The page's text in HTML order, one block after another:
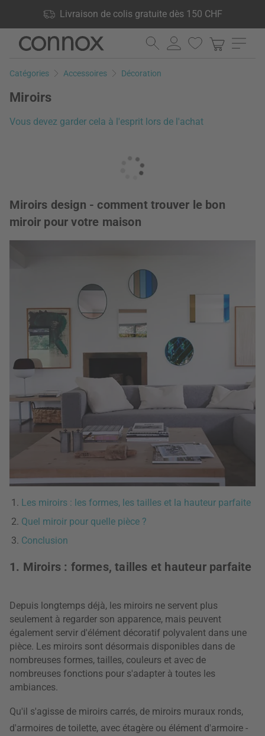
Livraison de colis gratuite dès 150 CHF
produits en stock, Droit de retour de 60 jours
Aller
contenu
Aller
la
Catégories Accessoires Décoration
Miroirs
Vous devez garder cela à l'esprit lors de l'achat
Miroirs design - comment trouver le bon
miroir pour votre maison
Les miroirs : les formes, les tailles et la hauteur parfaite
Quel miroir pour quelle pièce ?
Conclusion
1. Miroirs : formes, tailles et hauteur parfaite
Depuis longtemps déjà, les miroirs ne servent plus
seulement à regarder son apparence, mais peuvent
également servir d'élément décoratif polyvalent dans une
pièce. Les miroirs sont désormais disponibles dans de
nombreuses formes, tailles, couleurs et avec de
nombreuses fonctions pour s'adapter à toutes les
ambiances.
Qu'il s'agisse de miroirs carrés, de miroirs muraux ronds,
d'armoires de toilette, avec étagère ou élément d'armoire -